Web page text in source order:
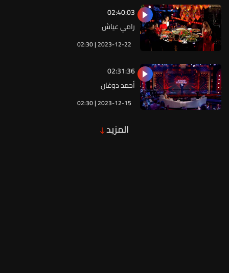
02:30 | 2023-12-22
رامي عياش
02:40:03
02:30 | 2023-12-15
أحمد دوغان
02:31:36
المزيد